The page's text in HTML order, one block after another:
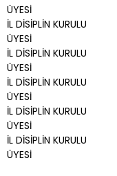
ÜYESİ
İL DİSİPLİN KURULU
ÜYESİ
İL DİSİPLİN KURULU
ÜYESİ
İL DİSİPLİN KURULU
ÜYESİ
İL DİSİPLİN KURULU
ÜYESİ
İL DİSİPLİN KURULU
ÜYESİ